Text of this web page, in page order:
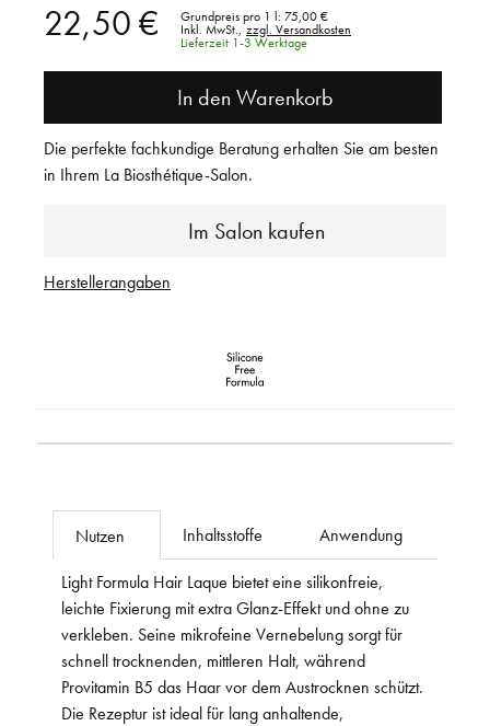
22,50 € Grundpreis pro 1 l: 75,00 €
Inkl. MwSt.,
zzgl. Versandkosten
Lieferzeit 1-3 Werktage
In den Warenkorb
Im Salon kaufen
Die perfekte fachkundige Beratung erhalten Sie am besten
in Ihrem La Biosthétique-Salon.
Herstellerangaben
Nutzen Inhaltsstoffe Anwendung
Light Formula Hair Laque bietet eine silikonfreie,
leichte Fixierung mit extra Glanz-Effekt und ohne zu
verkleben. Seine mikrofeine Vernebelung sorgt für
schnell trocknenden, mittleren Halt, während
Provitamin B5 das Haar vor dem Austrocknen schützt.
Die Rezeptur ist ideal für lang anhaltende,